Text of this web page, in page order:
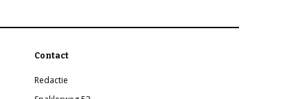
Contact
Redactie